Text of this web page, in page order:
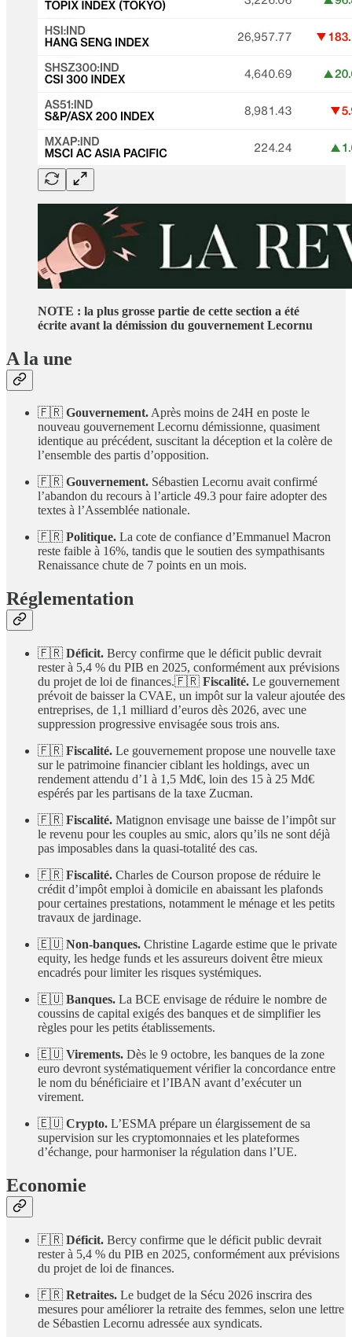
NOTE : la plus grosse partie de cette section a été
écrite avant la démission du gouvernement Lecornu
A la une
🇫🇷 Gouvernement.Après moins de 24H en poste le
nouveau gouvernement Lecornu démissionne, quasiment
identique au précédent, suscitant la déception et la colère de
l’ensemble des partis d’opposition.
🇫🇷 Gouvernement. Sébastien Lecornu avait confirmé
l’abandon du recours à l’article 49.3 pour faire adopter des
textes à l’Assemblée nationale.
🇫🇷 Politique. La cote de confiance d’Emmanuel Macron
reste faible à 16%, tandis que le soutien des sympathisants
Renaissance chute de 7 points en un mois.
Réglementation
🇫🇷 Déficit. Bercy confirme que le déficit public devrait
rester à 5,4 % du PIB en 2025, conformément aux prévisions
du projet de loi de finances.🇫🇷 Fiscalité. Le gouvernement
prévoit de baisser la CVAE, un impôt sur la valeur ajoutée des
entreprises, de 1,1 milliard d’euros dès 2026, avec une
suppression progressive envisagée sous trois ans.
🇫🇷 Fiscalité. Le gouvernement propose une nouvelle taxe
sur le patrimoine financier ciblant les holdings, avec un
rendement attendu d’1 à 1,5 Md€, loin des 15 à 25 Md€
espérés par les partisans de la taxe Zucman.
🇫🇷 Fiscalité. Matignon envisage une baisse de l’impôt sur
le revenu pour les couples au smic, alors qu’ils ne sont déjà
pas imposables dans la quasi-totalité des cas.
🇫🇷 Fiscalité. Charles de Courson propose de réduire le
crédit d’impôt emploi à domicile en abaissant les plafonds
pour certaines prestations, notamment le ménage et les petits
travaux de jardinage.
🇪🇺 Non-banques. Christine Lagarde estime que le private
equity, les hedge funds et les assureurs doivent être mieux
encadrés pour limiter les risques systémiques.
🇪🇺 Banques. La BCE envisage de réduire le nombre de
coussins de capital exigés des banques et de simplifier les
règles pour les petits établissements.
🇪🇺 Virements. Dès le 9 octobre, les banques de la zone
euro devront systématiquement vérifier la concordance entre
le nom du bénéficiaire et l’IBAN avant d’exécuter un
virement.
🇪🇺 Crypto. L’ESMA prépare un élargissement de sa
supervision sur les cryptomonnaies et les plateformes
d’échange, pour harmoniser la régulation dans l’UE.
Economie
🇫🇷 Déficit. Bercy confirme que le déficit public devrait
rester à 5,4 % du PIB en 2025, conformément aux prévisions
du projet de loi de finances.
🇫🇷 Retraites. Le budget de la Sécu 2026 inscrira des
mesures pour améliorer la retraite des femmes, selon une lettre
de Sébastien Lecornu adressée aux syndicats.